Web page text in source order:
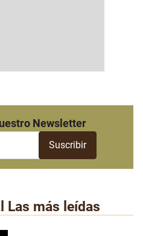
Newsletter
Las más leídas